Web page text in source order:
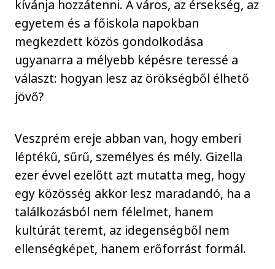
kívánja hozzátenni. A város, az érsekség, az
egyetem és a főiskola napokban
megkezdett közös gondolkodása
ugyanarra a mélyebb képésre teressé a
választ: hogyan lesz az örökségből élhető
jövő?
Veszprém ereje abban van, hogy emberi
léptékű, sűrű, személyes és mély. Gizella
ezer évvel ezelőtt azt mutatta meg, hogy
egy közösség akkor lesz maradandó, ha a
találkozásból nem félelmet, hanem
kultúrát teremt, az idegenségből nem
ellenségképet, hanem erőforrást formál.